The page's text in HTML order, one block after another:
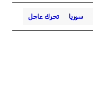
سوريا تحرك عاجل